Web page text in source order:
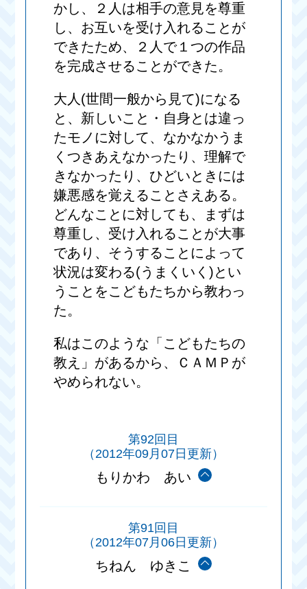
かし、２人は相手の意見を尊重
し、お互いを受け入れることが
できたため、２人で１つの作品
を完成させることができた。
大人(世間一般から見て)になる
と、新しいこと・自身とは違っ
たモノに対して、なかなかうま
くつきあえなかったり、理解で
きなかったり、ひどいときには
嫌悪感を覚えることさえある。
どんなことに対しても、まずは
尊重し、受け入れることが大事
であり、そうすることによって
状況は変わる(うまくいく)とい
うことをこどもたちから教わっ
た。
私はこのような「こどもたちの
教え」があるから、ＣＡＭＰが
やめられない。
第92回目
（2012年09月07日更新）
もりかわ あい
第91回目
（2012年07月06日更新）
ちねん ゆきこ